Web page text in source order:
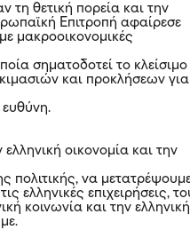
τη θετική πορεία και την
Επιτροπή αφαίρεσε
μακροοικονομικές
σηματοδοτεί το κλείσιμο
και προκλήσεων για
ευθύνη.
οικονομία και την
πολιτικής, να
ελληνικές επιχειρήσεις,
κοινωνία και την ελληνική